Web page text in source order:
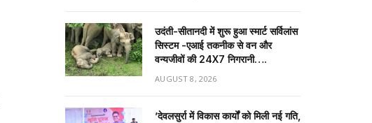
उदंती-सीतानदी में शुरू हुआ स्मार्ट सर्विलांस
सिस्टम -एआई तकनीक से वन और
वन्यजीवों की 24X7 निगरानी….
AUGUST 8, 2026
’देवलसुर्रा में विकास कार्यों को मिली नई गति,